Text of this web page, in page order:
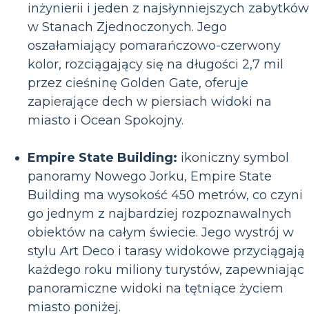
inżynierii i jeden z najsłynniejszych zabytków
w Stanach Zjednoczonych. Jego
oszałamiający pomarańczowo-czerwony
kolor, rozciągający się na długości 2,7 mil
przez cieśninę Golden Gate, oferuje
zapierające dech w piersiach widoki na
miasto i Ocean Spokojny.
Empire State Building: ikoniczny symbol
panoramy Nowego Jorku, Empire State
Building ma wysokość 450 metrów, co czyni
go jednym z najbardziej rozpoznawalnych
obiektów na całym świecie. Jego wystrój w
stylu Art Deco i tarasy widokowe przyciągają
każdego roku miliony turystów, zapewniając
panoramiczne widoki na tętniące życiem
miasto poniżej.